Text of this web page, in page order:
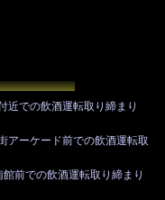
近での飲酒運転取り締まり
アーケード前での飲酒運転取
前での飲酒運転取り締まり